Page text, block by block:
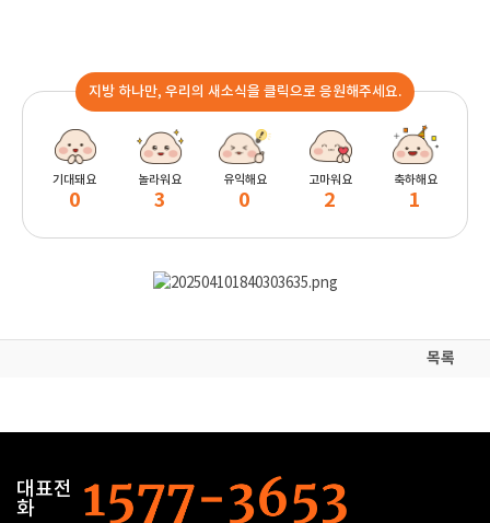
지방 하나만, 우리의 새소식을 클릭으로 응원해주세요.
기대돼요
0
놀라워요
3
유익해요
0
고마워요
2
축하해요
1
목록
대표전
화